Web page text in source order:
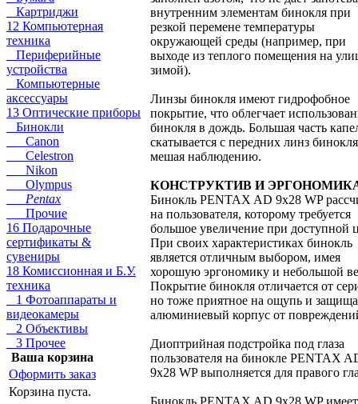
Картриджи
12 Компьютерная
техника
Периферийные
устройства
Компьютерные
аксессуары
13 Оптические приборы
Бинокли
Canon
Celestron
Nikon
Olympus
Pentax
Прочие
16 Подарочные
сертификаты &
сувениры
18 Комиссионная и Б.У.
техника
1 Фотоаппараты и
видеокамеры
2 Объективы
3 Прочее
Ваша корзина
Оформить заказ
Корзина пуста.
внутренним элементам бинокля при
резкой перемене температуры
окружающей среды (например, при
выходе из теплого помещения на
зимой).
Линзы бинокля имеют гидрофобное
покрытие, что облегчает
бинокля в дождь. Большая часть
скатывается с передних линз
мешая наблюдению.
КОНСТРУКТИВ И
Бинокль PENTAX AD 9x28 WP
на пользователя, которому требуется
большое увеличение при доступной
При своих характеристиках бинокль
является отличным выбором, имея
хорошую эргономику и небольшой
Покрытие бинокля отличается от
но тоже приятное на ощупь и
алюминиевый корпус от
Диоптрийная подстройка под глаза
пользователя на бинокле PENTAX
9x28 WP выполняется для правого
Бинокль PENTAX AD 9x28 WP имеет